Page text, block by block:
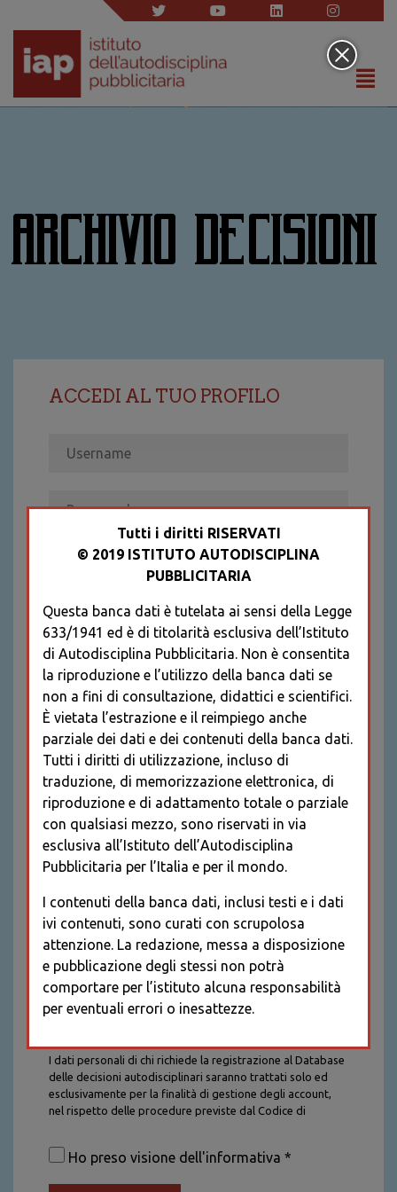
ARCHIVIO DECISIONI
ACCEDI AL TUO PROFILO
Recupera password
REGISTRATI
* I CAMPI CONTRASSEGNATI SONO
OBBLIGATORI
I dati personali di chi richiede la registrazione al Database
delle decisioni autodisciplinari saranno trattati solo ed
esclusivamente per la finalità di gestione degli account,
nel rispetto delle procedure previste dal Codice di
saranno trattati con tutte le cautele richieste dalla legge e
saranno conservati per la durata stabilita caso per caso
Ho preso visione dell'informativa *
Tutti i diritti RISERVATI
© 2019 ISTITUTO AUTODISCIPLINA
PUBBLICITARIA
Questa banca dati è tutelata ai sensi della Legge
633/1941 ed è di titolarità esclusiva dell’Istituto
di Autodisciplina Pubblicitaria. Non è consentita
la riproduzione e l’utilizzo della banca dati se
non a fini di consultazione, didattici e scientifici.
È vietata l’estrazione e il reimpiego anche
parziale dei dati e dei contenuti della banca dati.
Tutti i diritti di utilizzazione, incluso di
traduzione, di memorizzazione elettronica, di
riproduzione e di adattamento totale o parziale
con qualsiasi mezzo, sono riservati in via
esclusiva all’Istituto dell’Autodisciplina
Pubblicitaria per l’Italia e per il mondo.
I contenuti della banca dati, inclusi testi e i dati
ivi contenuti, sono curati con scrupolosa
attenzione. La redazione, messa a disposizione
e pubblicazione degli stessi non potrà
comportare per l’istituto alcuna responsabilità
per eventuali errori o inesattezze.